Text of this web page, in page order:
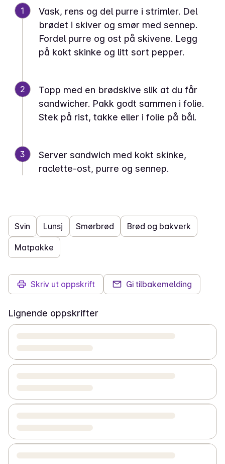
1
Vask, rens og del purre i strimler. Del
brødet i skiver og smør med sennep.
Fordel purre og ost på skivene. Legg
på kokt skinke og litt sort pepper.
2
Topp med en brødskive slik at du får
sandwicher. Pakk godt sammen i folie.
Stek på rist, takke eller i folie på bål.
3
Server sandwich med kokt skinke,
raclette-ost, purre og sennep.
Svin Lunsj Smørbrød Brød og bakverk
Matpakke
Skriv ut oppskrift Gi tilbakemelding
Lignende oppskrifter